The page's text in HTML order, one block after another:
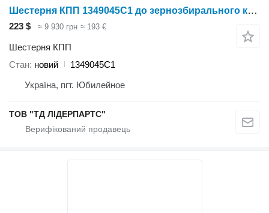
Шестерня КПП 1349045C1 до зернозбирального комбайна Case IH 88 серия
223 $ ≈ 9 930 грн ≈ 193 €
Шестерня КПП
Стан новий
1349045C1
Україна, пгт. Юбилейное
ТОВ "ТД ЛІДЕРПАРТС"